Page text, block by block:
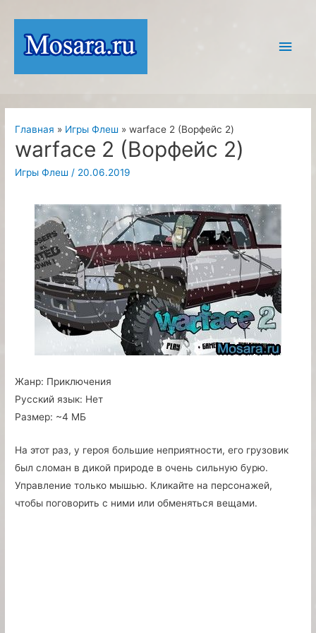
содержимому
Главная Игры Флеш warface 2 (Ворфейс 2)
warface 2 (Ворфейс 2)
Игры Флеш / 20.06.2019
Жанр: Приключения
Русский язык: Нет
Размер: ~4 МБ
На этот раз, у героя большие неприятности, его грузовик
был сломан в дикой природе в очень сильную бурю.
Управление только мышью. Кликайте на персонажей,
чтобы поговорить с ними или обменяться вещами.